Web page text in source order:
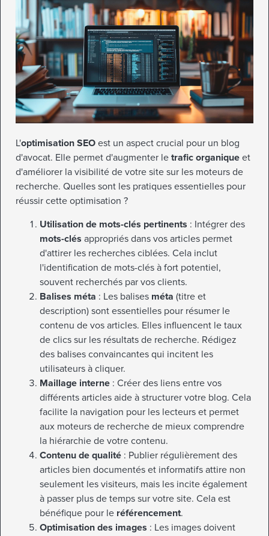
L'optimisation SEO est un aspect crucial pour un blog
d'avocat. Elle permet d'augmenter le trafic organique et
d'améliorer la visibilité de votre site sur les moteurs de
recherche. Quelles sont les pratiques essentielles pour
réussir cette optimisation ?
Utilisation de mots-clés pertinents : Intégrer des
mots-clés appropriés dans vos articles permet
d'attirer les recherches ciblées. Cela inclut
l'identification de mots-clés à fort potentiel,
souvent recherchés par vos clients.
Balises méta : Les balises méta (titre et
description) sont essentielles pour résumer le
contenu de vos articles. Elles influencent le taux
de clics sur les résultats de recherche. Rédigez
des balises convaincantes qui incitent les
utilisateurs à cliquer.
Maillage interne : Créer des liens entre vos
différents articles aide à structurer votre blog. Cela
facilite la navigation pour les lecteurs et permet
aux moteurs de recherche de mieux comprendre
la hiérarchie de votre contenu.
Contenu de qualité : Publier régulièrement des
articles bien documentés et informatifs attire non
seulement les visiteurs, mais les incite également
à passer plus de temps sur votre site. Cela est
bénéfique pour le référencement.
Optimisation des images : Les images doivent